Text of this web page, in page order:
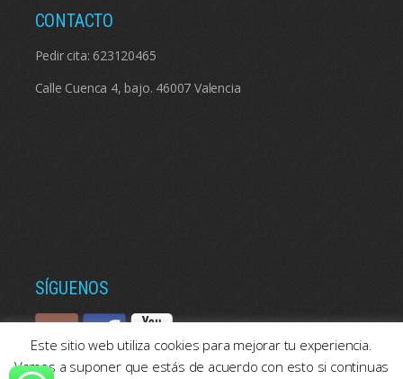
CONTACTO
Pedir cita: 623120465
Calle Cuenca 4, bajo. 46007 Valencia
SÍGUENOS
Este sitio web utiliza cookies para mejorar tu experiencia.
Vamos a suponer que estás de acuerdo con esto si continuas